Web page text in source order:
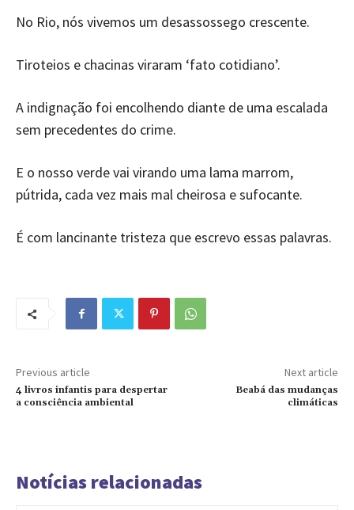
No Rio, nós vivemos um desassossego crescente.
Tiroteios e chacinas viraram ‘fato cotidiano’.
A indignação foi encolhendo diante de uma escalada
sem precedentes do crime.
E o nosso verde vai virando uma lama marrom,
pútrida, cada vez mais mal cheirosa e sufocante.
É com lancinante tristeza que escrevo essas palavras.
Previous article
4 livros infantis para despertar
a consciência ambiental
Next article
Beabá das mudanças
climáticas
Notícias relacionadas